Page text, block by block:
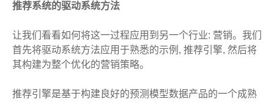
推荐系统的驱动系统方法
让我们看看如何将这一过程应用到另一个行业: 营销。我们
首先将驱动系统方法应用于熟悉的示例, 推荐引擎, 然后将
其构建为整个优化的营销策略。
推荐引擎是基于构建良好的预测模型数据产品的一个成熟